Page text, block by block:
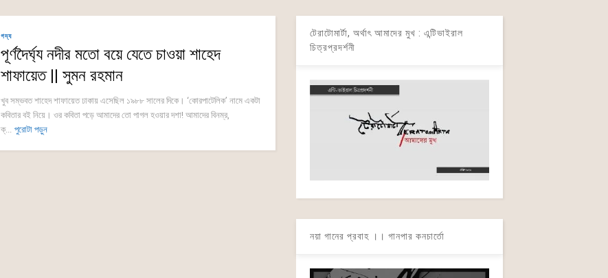
গদ্য
পূর্ণদৈর্ঘ্য নদীর মতো বয়ে যেতে চাওয়া শাহেদ
শাফায়েত || সুমন রহমান
খুব সম্ভবত শাহেদ শাফায়েত ঢাকায় এসেছিল ১৯৮৮ সালের দিকে। ‘কোরপাটেলিক’ নামে একটা
কবিতার বই নিয়ে। ওর কবিতা পড়ে আমাদের তো পাগল হওয়ার দশা! আমাদের বিনম্র,
ক্... পুরোটা পড়ুন
টেরাটোমার্টা, অর্থাৎ আমাদের মুখ : এন্টিভাইরাল
চিত্রপ্রদর্শনী
নয়া গানের প্রবাহ ।। গানপার কনচার্তো